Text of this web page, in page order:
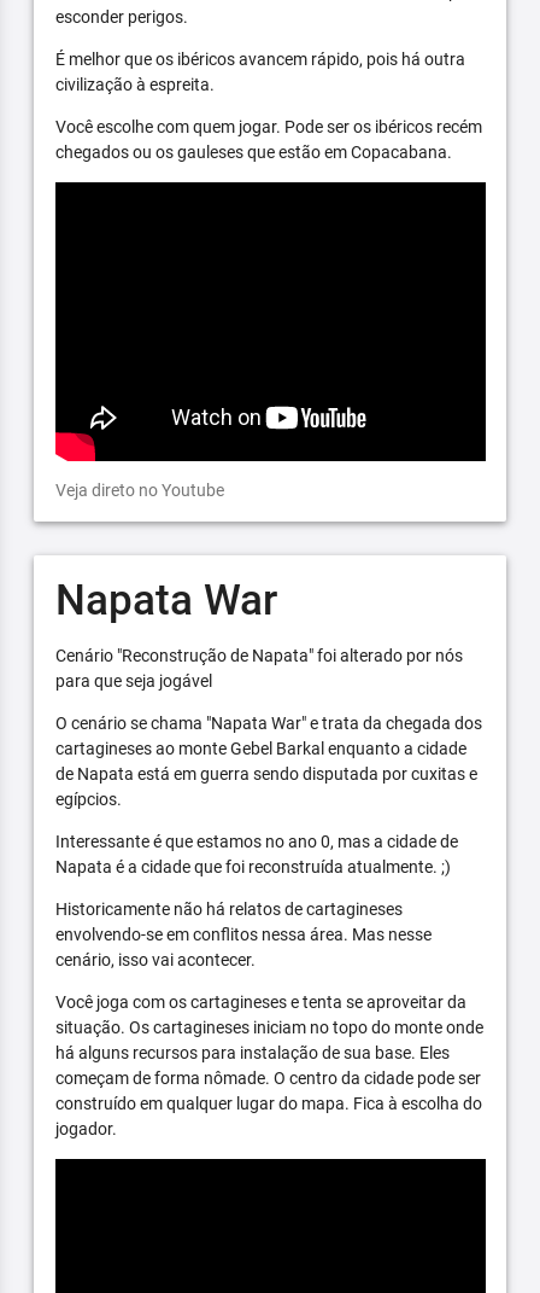
esconder perigos.
É melhor que os ibéricos avancem rápido, pois há outra
civilização à espreita.
Você escolhe com quem jogar. Pode ser os ibéricos recém
chegados ou os gauleses que estão em Copacabana.
Veja direto no Youtube
Napata War
Cenário "Reconstrução de Napata" foi alterado por nós
para que seja jogável
O cenário se chama "Napata War" e trata da chegada dos
cartagineses ao monte Gebel Barkal enquanto a cidade
de Napata está em guerra sendo disputada por cuxitas e
egípcios.
Interessante é que estamos no ano 0, mas a cidade de
Napata é a cidade que foi reconstruída atualmente. ;)
Historicamente não há relatos de cartagineses
envolvendo-se em conflitos nessa área. Mas nesse
cenário, isso vai acontecer.
Você joga com os cartagineses e tenta se aproveitar da
situação. Os cartagineses iniciam no topo do monte onde
há alguns recursos para instalação de sua base. Eles
começam de forma nômade. O centro da cidade pode ser
construído em qualquer lugar do mapa. Fica à escolha do
jogador.